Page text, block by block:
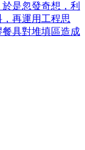
是忽發奇想，利
再運用工程思
具對堆填區造成